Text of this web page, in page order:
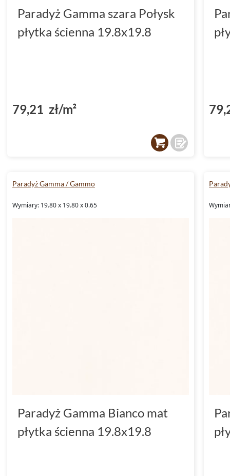
Paradyż Gamma szara Połysk
płytka ścienna 19.8x19.8
79,21 zł/m²
Paradyż Gamma / Gammo
Wymiary: 19.80 x 19.80 x 0.65
Paradyż Gamma Bianco mat
płytka ścienna 19.8x19.8